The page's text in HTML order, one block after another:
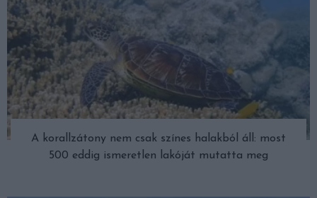
A korallzátony nem csak színes halakból áll: most
500 eddig ismeretlen lakóját mutatta meg